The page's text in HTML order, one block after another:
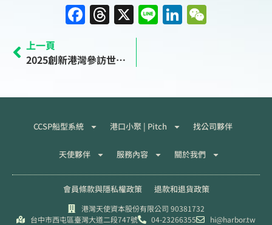
F
a
c
e
b
o
k
T
h
re
a
d
X Li
n
Li
n
dIat
上一頁
2025創新港灣參訪世博、成光精密Minato、京都KOIN
CCSP船型系統 港口小聚 | Pitch 找公司夥伴
天使夥伴 服務內容 關於我們
會員條款與隱私權政策 退款和退貨政策
港灣天使資本股份有限公司 90381732
台中市西屯區臺灣大道二段747號
04-23266355 hi@harbor.tw